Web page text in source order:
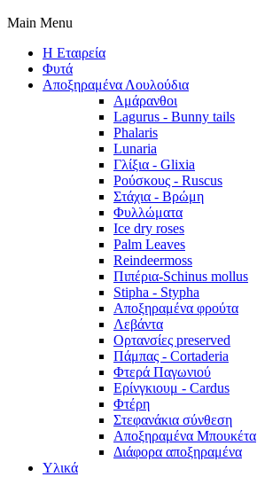
Main Menu
Η Εταιρεία
Φυτά
Αποξηραμένα Λουλούδια
Αμάρανθοι
Lagurus - Bunny tails
Phalaris
Lunaria
Γλίξια - Glixia
Ρούσκους - Ruscus
Στάχια - Βρώμη
Φυλλώματα
Ice dry roses
Palm Leaves
Reindeermoss
Πιπέρια-Schinus mollus
Stipha - Stypha
Αποξηραμένα φρούτα
Λεβάντα
Ορτανσίες preserved
Πάμπας - Cortaderia
Φτερά Παγωνιού
Ερίνγκιουμ - Cardus
Φτέρη
Στεφανάκια σύνθεση
Αποξηραμένα Μπουκέτα
Διάφορα αποξηραμένα
Υλικά